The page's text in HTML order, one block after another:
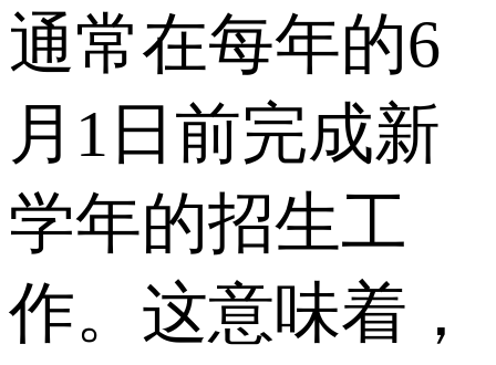
通常在每年的6
月1日前完成新
学年的招生工
作。这意味着，